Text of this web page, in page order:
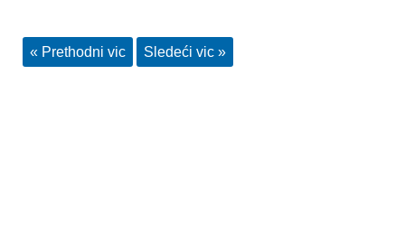
« Prethodni vic Sledeći vic »